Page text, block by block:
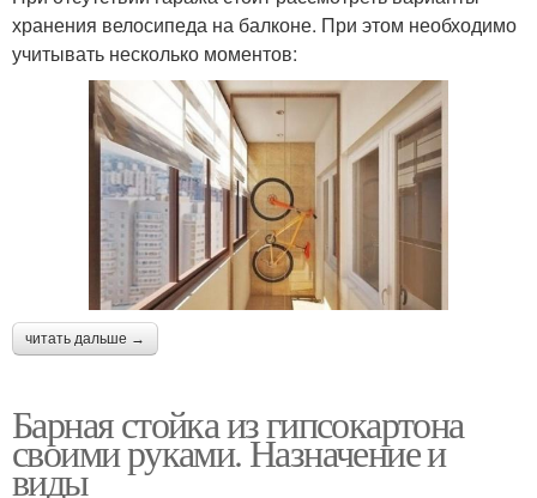
хранения велосипеда на балконе. При этом необходимо
учитывать несколько моментов:
читать дальше →
Барная стойка из гипсокартона
своими руками. Назначение и
виды